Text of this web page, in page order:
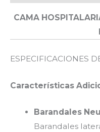
CAMA
ESPECIFICACIONES
Características
Barandales
Barandales